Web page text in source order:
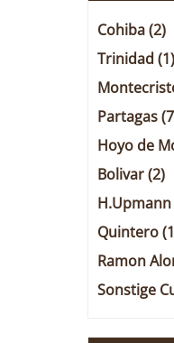
Cohiba(2)
Trinidad(1)
Partagas
Hoyo de
Bolivar(2)
Quintero
Ramon
Sonstige